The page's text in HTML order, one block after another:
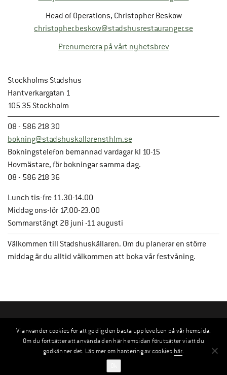
Head of Operations, Christopher Beskow
christopher.beskow@stadshusrestauranger.se
Prenumerera på vårt nyhetsbrev
Stockholms Stadshus
Hantverkargatan 1
105 35 Stockholm
08 - 586 218 30
bokning@stadshuskallarensthlm.se
Bokningstelefon bemannad vardagar kl 10-15
Hovmästare, för bokningar samma dag.
08 - 586 218 36
Lunch tis-fre 11.30-14.00
Middag ons-lör 17.00-23.00
Sommarstängt 28 juni -11 augusti
Välkommen till Stadshuskällaren. Om du planerar en större
middag är du alltid välkommen att boka vår festvåning.
Vi använder cookies för att ge dig den bästa upplevelsen på vår hemsida.
Om du fortsätter att använda den här hemsidan förutsätter vi att du
godkänner det. Läs mer om hantering av cookies här.